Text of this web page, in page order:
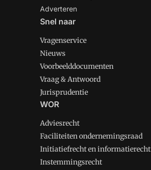
Adverteren
Snel naar
Vragenservice
Nieuws
Voorbeelddocumenten
Vraag & Antwoord
Jurisprudentie
WOR
Adviesrecht
Faciliteiten ondernemingsraad
Initiatiefrecht en informatierecht
Instemmingsrecht